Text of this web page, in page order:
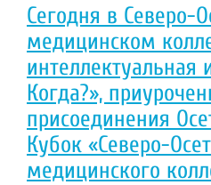
Сегодня в Северо-
медицинском
интеллектуальная
Когда?»,
присоединения
Кубок «Северо-
медицинского